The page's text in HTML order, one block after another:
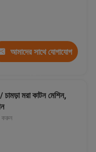
আমাদের সাথে যোগাযোগ
চামড়া মরা কাটন মেশিন,
করুন